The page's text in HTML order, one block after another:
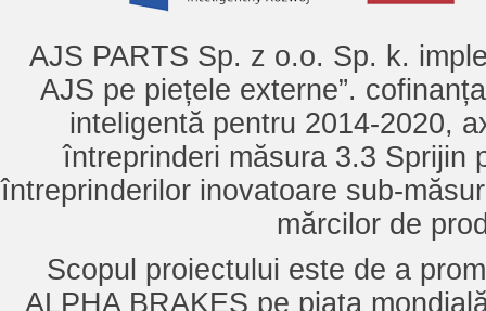
AJS PARTS Sp. z o.o. Sp. k.
AJS pe piețele externe”.
inteligentă pentru 2014-2020,
întreprinderi măsura 3.3 Sprijin
întreprinderilor inovatoare sub-
mărcilor de
Scopul proiectului este de a
ALPHA BRAKES pe piața